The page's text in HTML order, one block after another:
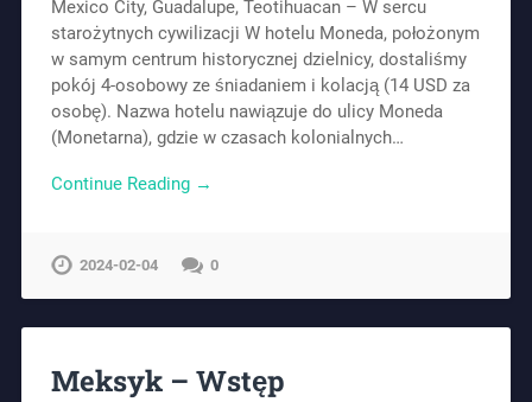
Mexico City, Guadalupe, Teotihuacan – W sercu
starożytnych cywilizacji W hotelu Moneda, położonym
w samym centrum historycznej dzielnicy, dostaliśmy
pokój 4-osobowy ze śniadaniem i kolacją (14 USD za
osobę). Nazwa hotelu nawiązuje do ulicy Moneda
(Monetarna), gdzie w czasach kolonialnych…
Continue Reading →
2024-02-04 0
Meksyk – Wstęp